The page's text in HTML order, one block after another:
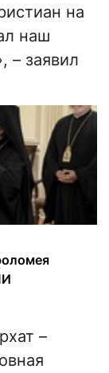
на
наш
– заявил
–